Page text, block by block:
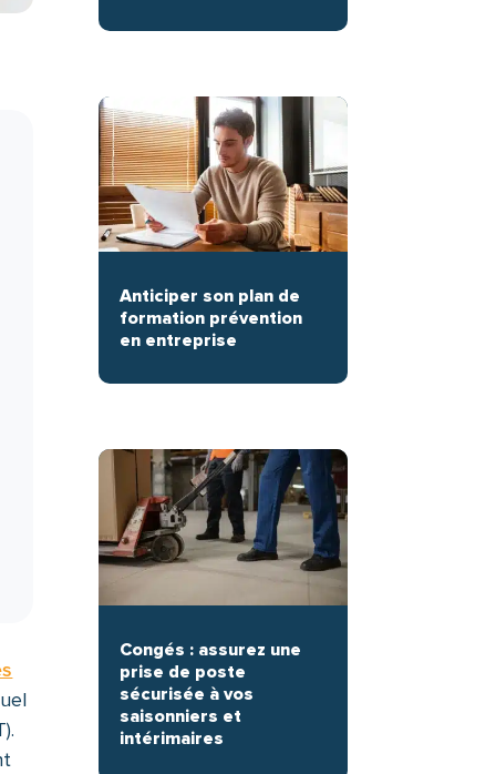
Anticiper son plan de
formation prévention
en entreprise
Congés : assurez une
prise de poste
sécurisée à vos
saisonniers et
intérimaires